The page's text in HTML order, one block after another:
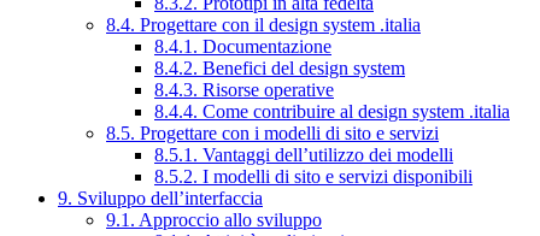
8.4. Progettare con il design system .italia
8.4.1. Documentazione
8.4.2. Benefici del design system
8.4.3. Risorse operative
8.4.4. Come contribuire al design system .italia
8.5. Progettare con i modelli di sito e servizi
8.5.1. Vantaggi dell’utilizzo dei modelli
8.5.2. I modelli di sito e servizi disponibili
9. Sviluppo dell’interfaccia
9.1. Approccio allo sviluppo